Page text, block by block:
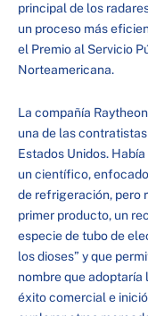
principal de los
un proceso más
el Premio al Servicio
Norteamericana.
La compañía
una de las
Estados Unidos.
un científico,
de refrigeración, pero
primer producto, un
especie de tubo de
los dioses” y que
nombre que
éxito comercial e